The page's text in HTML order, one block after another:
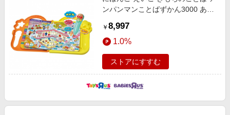
家電・PC・スマホ・カメラ
エンタメ
スポーツ・アウトドア・ゴルフ
旅行・レジャー・ホテル予約
楽天ペイ導入ストア
楽天サービス特集
わくわく夏特集
ンパンマンことばずかん3000 あい
ト ギフト 1.5歳 2歳 3歳
￥ 8,997
1.0%
ストアにすすむ